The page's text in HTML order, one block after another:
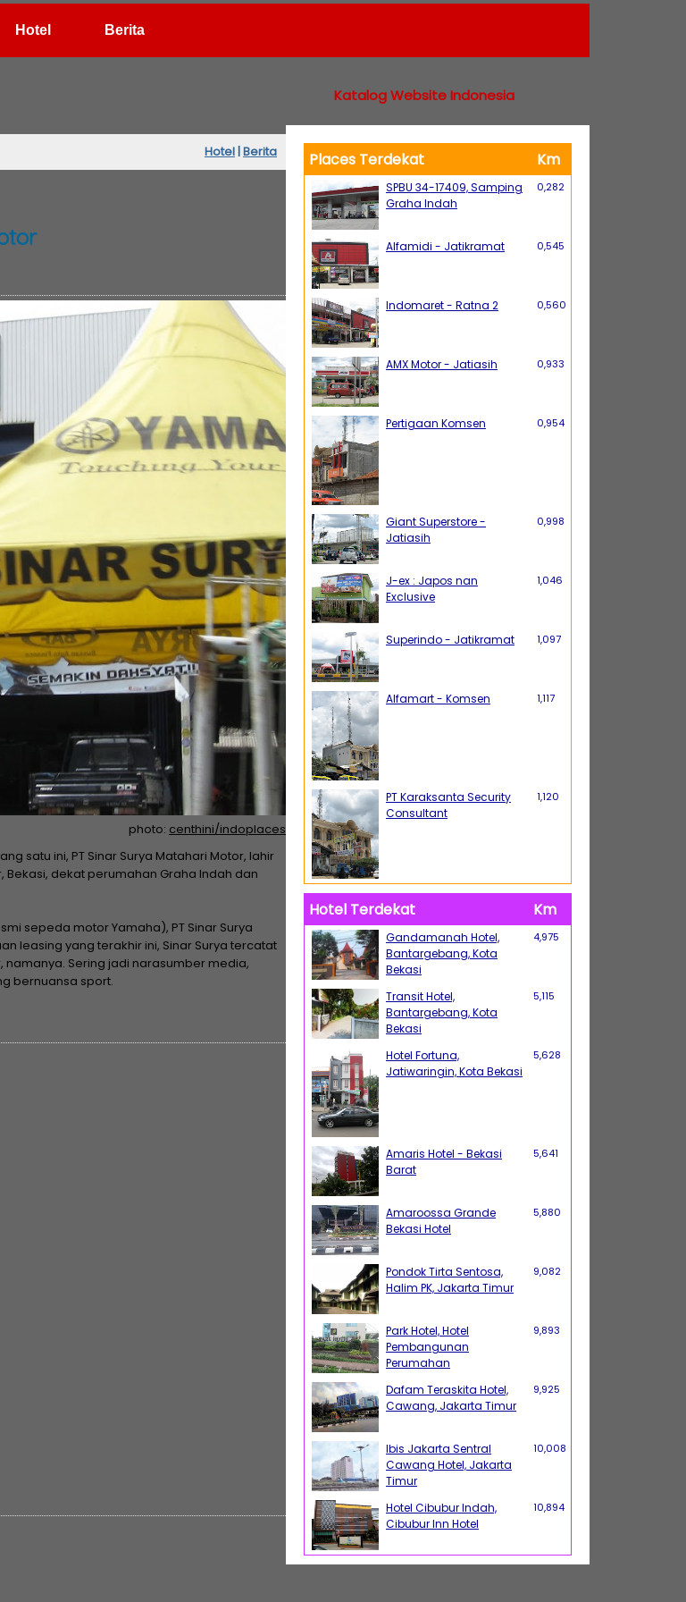
Berita
Katalog Website Indonesia
Hotel|Berita
photo: centhini/indoplaces
satu ini, PT Sinar Surya Matahari Motor, lahir
dekat perumahan Graha Indah dan
sepeda motor Yamaha), PT Sinar Surya
leasing yang terakhir ini, Sinar Surya tercatat
namanya. Sering jadi narasumber media,
bernuansa sport.
Places Terdekat Km
SPBU 34-17409, Samping
Graha Indah
0,282
Alfamidi - Jatikramat 0,545
Indomaret - Ratna 2 0,560
AMX Motor - Jatiasih 0,933
Pertigaan Komsen 0,954
Giant Superstore -
Jatiasih
0,998
J-ex : Japos nan
Exclusive
1,046
Superindo - Jatikramat 1,097
Alfamart - Komsen 1,117
PT Karaksanta Security
Consultant
1,120
Hotel Terdekat Km
Gandamanah Hotel,
Bantargebang, Kota
Bekasi
4,975
Transit Hotel,
Bantargebang, Kota
Bekasi
5,115
Hotel Fortuna,
Jatiwaringin, Kota Bekasi
5,628
Amaris Hotel - Bekasi
Barat
5,641
Amaroossa Grande
Bekasi Hotel
5,880
Pondok Tirta Sentosa,
Halim PK, Jakarta Timur
9,082
Park Hotel, Hotel
Pembangunan
Perumahan
9,893
Dafam Teraskita Hotel,
Cawang, Jakarta Timur
9,925
Ibis Jakarta Sentral
Cawang Hotel, Jakarta
Timur
10,008
Hotel Cibubur Indah,
Cibubur Inn Hotel
10,894